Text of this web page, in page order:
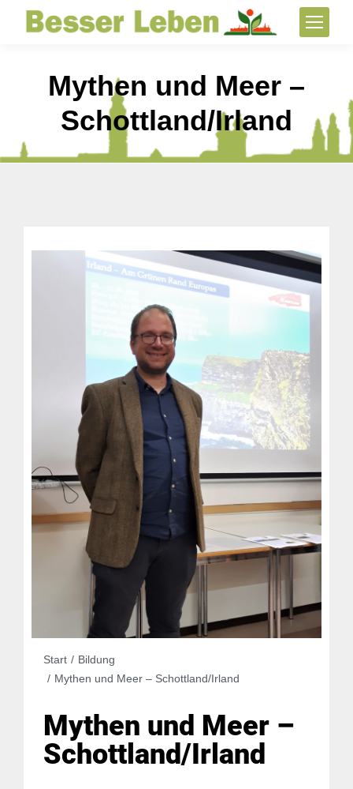
Mythen und Meer –
Schottland/Irland
Sie befinden sich hier:
Start
Bildung
Mythen und Meer – Schottland/Irland
Mythen und Meer –
Schottland/Irland